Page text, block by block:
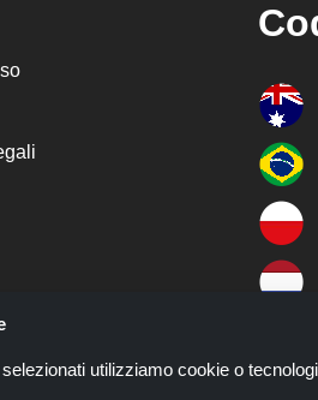
utilizziamo cookie o